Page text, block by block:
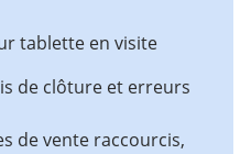
tablette en visite
de clôture et erreurs
de vente raccourcis,